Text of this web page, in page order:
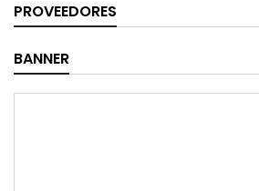
PROVEEDORES
BANNER